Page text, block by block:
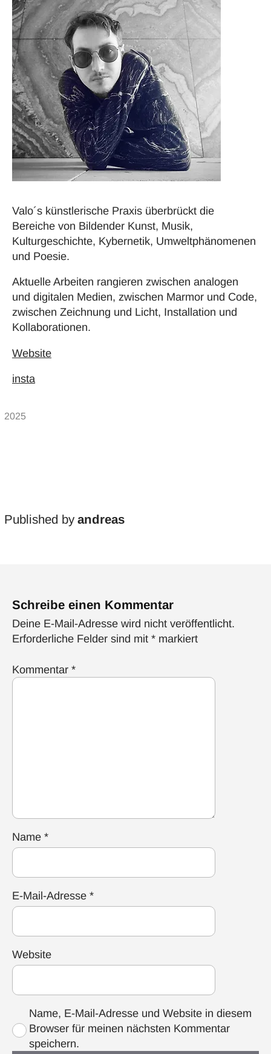
Valo´s künstlerische Praxis überbrückt die
Bereiche von Bildender Kunst, Musik,
Kulturgeschichte, Kybernetik, Umweltphänomenen
und Poesie.
Aktuelle Arbeiten rangieren zwischen analogen
und digitalen Medien, zwischen Marmor und Code,
zwischen Zeichnung und Licht, Installation und
Kollaborationen.
Website
insta
Published by andreas
Schreibe einen Kommentar
Deine E-Mail-Adresse wird nicht veröffentlicht.
Erforderliche Felder sind mit * markiert
Kommentar *
Name *
E-Mail-Adresse *
Website
Name, E-Mail-Adresse und Website in diesem
Browser für meinen nächsten Kommentar
speichern.